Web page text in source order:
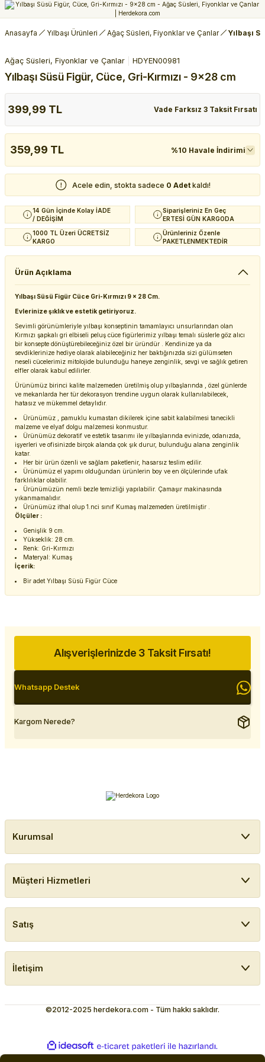
Anasayfa Yılbaşı Ürünleri Ağaç Süsleri, Fiyonklar ve Çanlar Yılbaşı
Ağaç Süsleri, Fiyonklar ve Çanlar HDYEN00981
Yılbaşı Süsü Figür, Cüce, Gri-Kırmızı - 9x28 cm
399,99 TL Vade Farksız 3 Taksit Fırsatı
359,99 TL %10 Havale İndirimi
Acele edin, stokta sadece 0 Adet kaldı!
14 Gün İçinde Kolay İADE
/ DEĞİŞİM
Siparişleriniz En Geç
ERTESİ GÜN KARGODA
1000 TL Üzeri ÜCRETSİZ
KARGO
Ürünleriniz Özenle
PAKETLENMEKTEDİR
Ürün Açıklama
Yılbaşı Süsü Figür Cüce Gri-Kırmızı 9 x 28 Cm.
Evlerinize şıklık ve estetik getiriyoruz.
Sevimli görünümleriyle yılbaşı konseptinin tamamlayıcı unsurlarından olan
Kırmızı şapkalı gri elbiseli peluş cüce figürlerimiz yılbaşı temalı süslerle göz alıcı
bir konsepte dönüştürebileceğiniz özel bir üründür . Kendinize ya da
sevdiklerinize hediye olarak alabileceğiniz her baktığınızda sizi gülümseten
neseli cücelerimiz mitolojide bulunduğu haneye zenginlik, sevgi ve sağlık getiren
elfler olarak kabul edilirler.
Ürünümüz birinci kalite malzemeden üretilmiş olup yılbaşlarında , özel günlerde
ve mekanlarda her tür dekorasyon trendine uygun olarak kullanılabilecek,
hatasız ve mükemmel detaylıdır.
Ürünümüz , pamuklu kumastan dikilerek içine sabit kalabilmesi tanecikli
malzeme ve elyaf dolgu malzemesi konmustur.
Ürünümüz dekoratif ve estetik tasarımı ile yılbaşlarında evinizde, odanızda,
işyerleri ve ofisinizde birçok alanda çok şık durur, bulunduğu alana zenginlik
katar.
Her bir ürün özenli ve sağlam paketlenir, hasarsız teslim edilir.
Ürünümüz el yapımı olduğundan ürünlerin boy ve en ölçülerinde ufak
farklılıklar olabilir.
Ürünümüzün nemli bezle temizliği yapılabilir. Çamaşır makinasında
yıkanmamalıdır.
Ürünümüz ithal olup 1.nci sınıf Kumaş malzemeden üretilmiştir .
Ölçüler :
Genişlik 9 cm.
Yükseklik: 28 cm.
Renk: Gri-Kırmızı
Materyal: Kumaş
İçerik:
Bir adet Yılbaşı Süsü Figür Cüce
Alışverişlerinizde 3 Taksit Fırsatı!
Whatsapp Destek
Kargom Nerede?
Kurumsal
Müşteri Hizmetleri
Satış
İletişim
©2012-2025 herdekora.com - Tüm hakkı saklıdır.
ideasoft
e-
ticaret
hazırlandı.